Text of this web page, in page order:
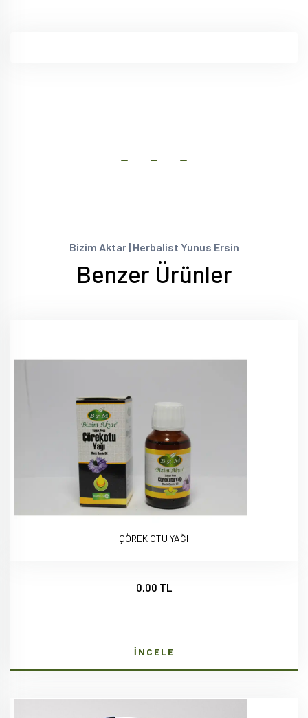
Bizim Aktar | Herbalist Yunus Ersin
Benzer Ürünler
ÇÖREK OTU YAĞI
0,00 TL
İNCELE